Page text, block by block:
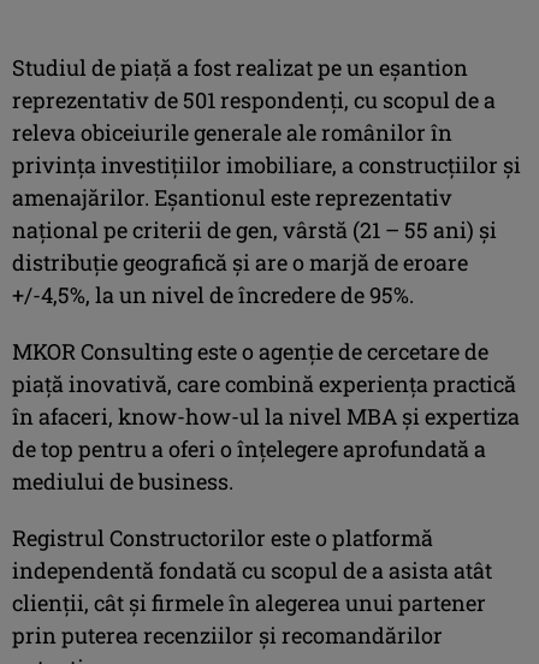
Studiul de piaţă a fost realizat pe un eşantion
reprezentativ de 501 respondenţi, cu scopul de a
releva obiceiurile generale ale românilor în
privinţa investiţiilor imobiliare, a construcţiilor şi
amenajărilor. Eşantionul este reprezentativ
naţional pe criterii de gen, vârstă (21 – 55 ani) şi
distribuţie geografică şi are o marjă de eroare
+/-4,5%, la un nivel de încredere de 95%.
MKOR Consulting este o agenţie de cercetare de
piaţă inovativă, care combină experienţa practică
în afaceri, know-how-ul la nivel MBA şi expertiza
de top pentru a oferi o înţelegere aprofundată a
mediului de business.
Registrul Constructorilor este o platformă
independentă fondată cu scopul de a asista atât
clienţii, cât şi firmele în alegerea unui partener
prin puterea recenziilor şi recomandărilor